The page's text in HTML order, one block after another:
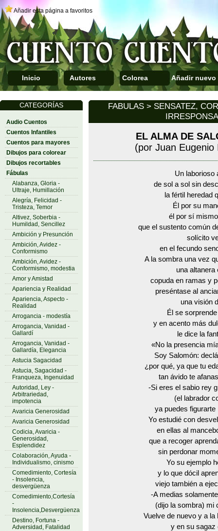
Añadir esta página a favoritos
Inicio Autores Colorea Añadir nuevo
CATEGORÍAS
Audio Cuentos
Cuentos Infantiles
Cuentos para mayores
Dibujos para colorear
Dibujos recortables
Fábulas
Alabanza, Gloria -
Ultraje, Humillación
Alegría, Felicidad -
Tristeza, Temor
Altivez, Soberbia -
Humildad, Sencillez
Ambición y Presunción
Ambición, Avidez -
Conformismo
Ambición, Avidez -
Conformismo, modestia
Amor y Amistad
Apariencia y Realidad
Apariencia, Aspecto -
Realidad
Arrogancia - modestía
Arrogancia, Vanidad -
Gallardí
Arrogancia, Vanidad -
Gallardía, Elegancia
Astucia Sagacidad
Astucia, Sagacidad -
Franqueza, Ingenuidad
Autoridad, Ley -
Arbitrariedad,
impotencia
Avaricia Generosidad
Avaricia Generosidad
Codicia, Avaricia -
Generosidad,
Esplendidez
Colaboración, Ayuda -
Individualismo, cinismo
Comedimiento, Cortesía
- Insolencia,
desvergüenza
Comedimiento,Cortesía
-
Insolencia,Desvergüenza
Destino, Fortuna -
Adversidad, Fatalidad
FABULAS > SENSATEZ,
EL ALMA DE
(por Juan Eugenio
Un laborioso
de sol a sol sin
la fértil heredad
Él por su
él por sí
que el sustento común
solícito
en el fecundo
A la sombra una vez
una altanera
copuda en ramas y
preséntase al
una visión
Él se
y en acento más
le dice la
«No la presencia
Soy Salomón:
¿por qué, ya que tu
tan ávido te
-Si eres el sabio rey
(el labrador
ya puedes
Yo estudié con
en ellas al
que a recoger
sin perdonar
Yo su ejemplo
y lo que dócil
viejo también a
-A medias
(dijo la sombra) mi
Vuelve de nuevo y a
y en su sagaz